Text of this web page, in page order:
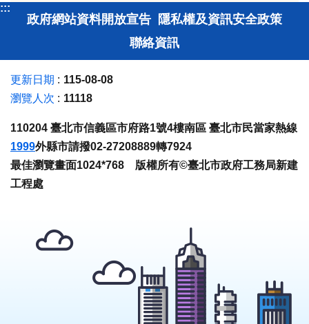
:::
政府網站資料開放宣告 隱私權及資訊安全政策
聯絡資訊
更新日期
115-08-08
瀏覽人次
11118
110204 臺北市信義區市府路1號4樓南區 臺北市民當家熱線
1999外縣市請撥02-27208889轉7924
最佳瀏覽畫面1024*768 版權所有©臺北市政府工務局新建
工程處